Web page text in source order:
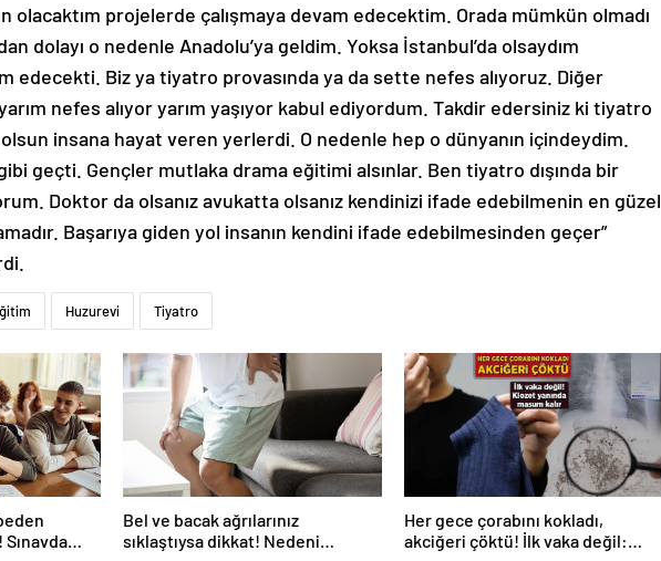
olacaktım projelerde çalışmaya devam edecektim. Orada mümkün olmadı
dolayı o nedenle Anadolu’ya geldim. Yoksa İstanbul’da olsaydım
edecekti. Biz ya tiyatro provasında ya da sette nefes alıyoruz. Diğer
nefes alıyor yarım yaşıyor kabul ediyordum. Takdir edersiniz ki tiyatro
insana hayat veren yerlerdi. O nedenle hep o dünyanın içindeydim.
geçti. Gençler mutlaka drama eğitimi alsınlar. Ben tiyatro dışında bir
Doktor da olsanız avukatta olsanız kendinizi ifade edebilmenin en güzel
Başarıya giden yol insanın kendini ifade edebilmesinden geçer”
Huzurevi Tiyatro
Sınavda
Bel ve bacak ağrılarınız
sıklaştıysa dikkat! Nedeni
Her gece çorabını kokladı,
akciğeri çöktü! İlk vaka değil: